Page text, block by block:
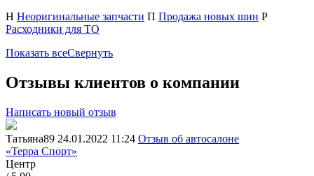
Н Неоригинальные запчасти П Продажа новых шин Р
Расходники для ТО
Показать всеСвернуть
Отзывы клиентов о компании
Написать новый отзыв
Татьяна89 24.01.2022 11:24 Отзыв об автосалоне
«Терра Спорт»
Центр